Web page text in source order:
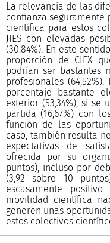
La relevancia de las
confianza
científica para estos
JIES con elevadas
(30,84%). En este
proporción de CIEX
podrían ser bastantes
profesionales
porcentaje bastante
exterior (53,34%), si se
partida (16,67%) con
función de las
caso, también resulta
expectativas de
ofrecida por su
puntos), incluso por
(3,92 sobre 10
escasamente
movilidad científica
generen unas
estos colectivos